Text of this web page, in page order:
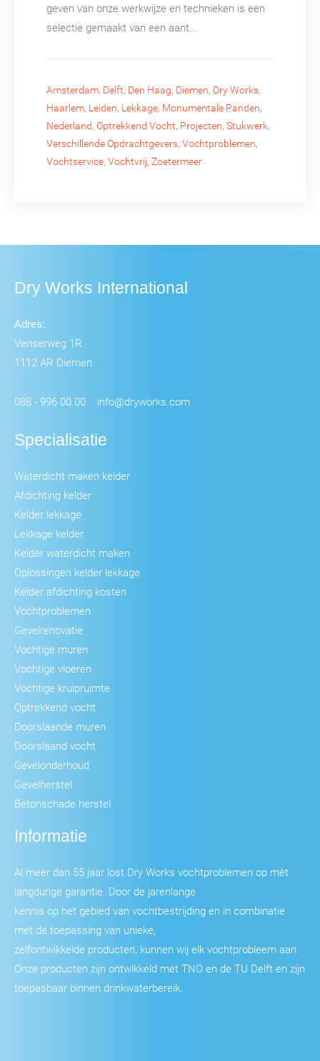
geven van onze werkwijze en technieken is een
selectie gemaakt van een aant...
Amsterdam, Delft, Den Haag, Diemen, Dry Works,
Haarlem, Leiden, Lekkage, Monumentale Panden,
Nederland, Optrekkend Vocht, Projecten, Stukwerk,
Verschillende Opdrachtgevers, Vochtproblemen,
Vochtservice, Vochtvrij, Zoetermeer
Dry Works International
Adres:
Venserweg 1R
1112 AR Diemen
088 - 996 00 00 info@dryworks.com
Specialisatie
Waterdicht maken kelder
Afdichting kelder
Kelder lekkage
Lekkage kelder
Kelder waterdicht maken
Oplossingen kelder lekkage
Kelder afdichting kosten
Vochtproblemen
Gevelrenovatie
Vochtige muren
Vochtige vloeren
Vochtige kruipruimte
Optrekkend vocht
Doorslaande muren
Doorslaand vocht
Gevelonderhoud
Gevelherstel
Betonschade herstel
Informatie
Al meer dan 55 jaar lost Dry Works vochtproblemen op mèt
langdurige garantie. Door de jarenlange
kennis op het gebied van vochtbestrijding en in combinatie
met de toepassing van unieke,
zelfontwikkelde producten, kunnen wij elk vochtprobleem aan.
Onze producten zijn ontwikkeld met TNO en de TU Delft en zijn
toepasbaar binnen drinkwaterbereik.